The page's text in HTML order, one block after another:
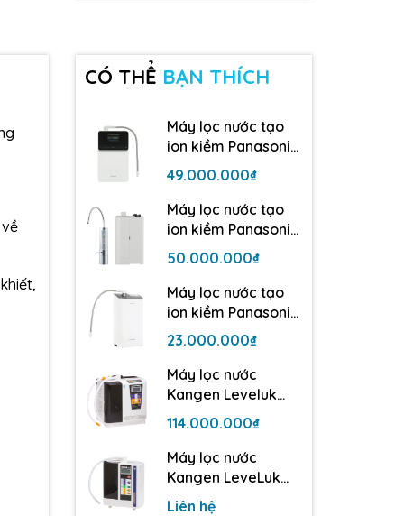
CÓ THỂ BẠN THÍCH
Máy lọc nước tạo
ion kiềm Panasonic
TK-AS700 | 5 tấm
điện cực
49.000.000₫
Máy lọc nước tạo
ion kiềm Panasonic
TK-AB50| 5 tấm
điện cực
50.000.000₫
Máy lọc nước tạo
ion kiềm Panasonic
TK-AS500 | 3 tấm
điện cực
23.000.000₫
Máy lọc nước
Kangen Leveluk
Super 501
114.000.000₫
Máy lọc nước
Kangen LeveLuk
JrII - 3 tấm điện cực
Liên hệ